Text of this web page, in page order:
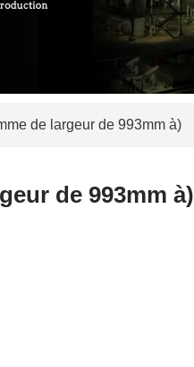
de largeur de 993mm à)
de 993mm à)